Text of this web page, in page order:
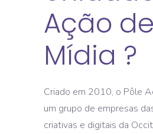
Ação de
Mídia ?
Criado em 2010, o Pôle
um grupo de empresas
criativas e digitais da